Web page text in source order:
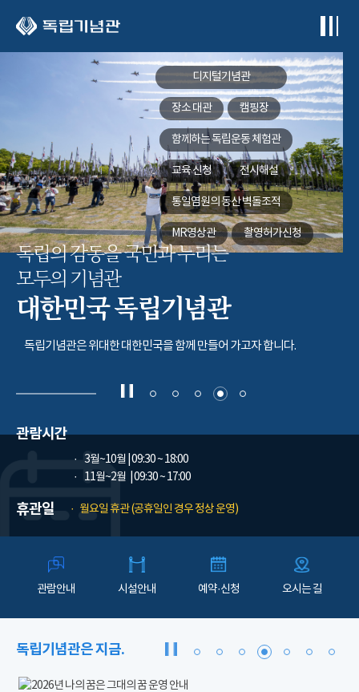
디지털기념관
장소 대관 캠핑장
함께하는독립운동 체험관
교육 신청 전시해설
통일염원의 동산벽돌조적
MR영상관 촬영허가신청
독립의 감동을 국민과 누리는
모두의 기념관
대한민국 독립기념관
독립기념관은 위대한 대한민국을 함께 만들어 가고자 합니다.
관람시간
3월~10월 | 09:30 ~ 18:00
11월~2월
| 09:30 ~ 17:00
휴관일 월요일 휴관 (공휴일인 경우 정상 운영)
관람안내 시설안내 예약·신청 오시는 길
독립기념관은 지금.